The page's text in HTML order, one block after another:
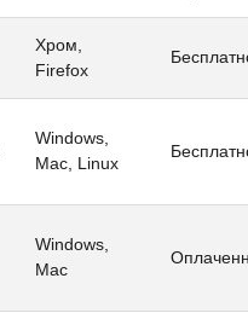
Хром,
Firefox
Windows,
Mac, Linux
Windows,
Mac